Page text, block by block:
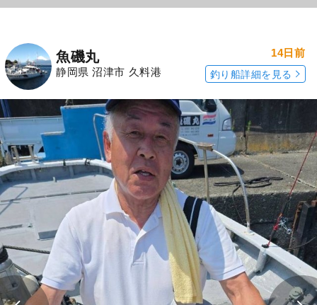
魚磯丸
静岡県 沼津市 久料港
14日前
釣り船詳細を見る